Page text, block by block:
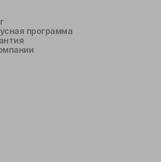
программа